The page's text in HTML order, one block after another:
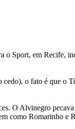
o Sport, em Recife,
o fato é que o
O Alvinegro
como Romarinho e